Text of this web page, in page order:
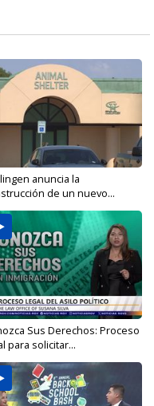
anuncia la
de un nuevo...
Sus Derechos: Proceso
para solicitar...